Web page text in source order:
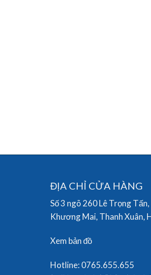
ĐỊA CHỈ CỬA HÀNG
Số 3 ngõ 260 Lê Trọng Tấn,
Khương Mai, Thanh Xuân,
Xem bản đồ
Hotline: 0765.655.655